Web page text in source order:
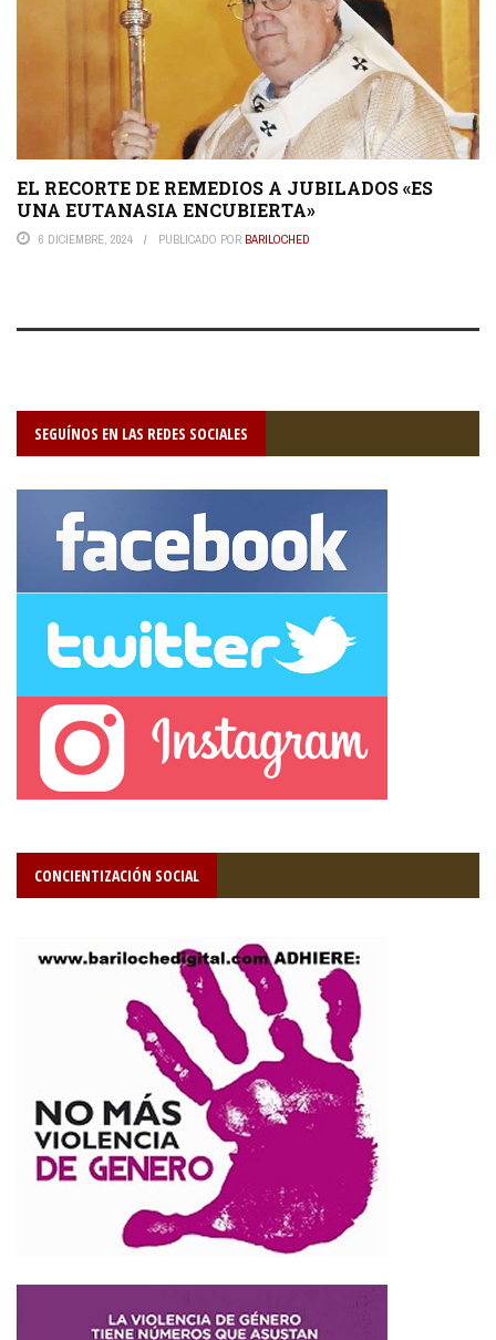
EL RECORTE DE REMEDIOS A JUBILADOS «ES
UNA EUTANASIA ENCUBIERTA»
6 DICIEMBRE, 2024 PUBLICADO POR BARILOCHED
SEGUÍNOS EN LAS REDES SOCIALES
CONCIENTIZACIÓN SOCIAL